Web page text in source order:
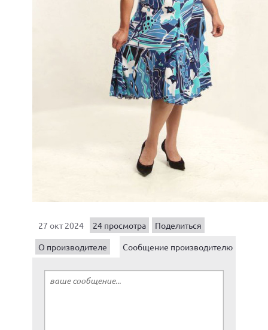
27 окт 2024 24 просмотра
Поделиться
О производителе
Сообщение производителю